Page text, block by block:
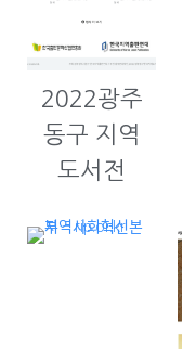
2022광주
동구 지역
도서전